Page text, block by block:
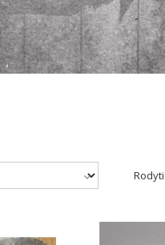
Rodyti: